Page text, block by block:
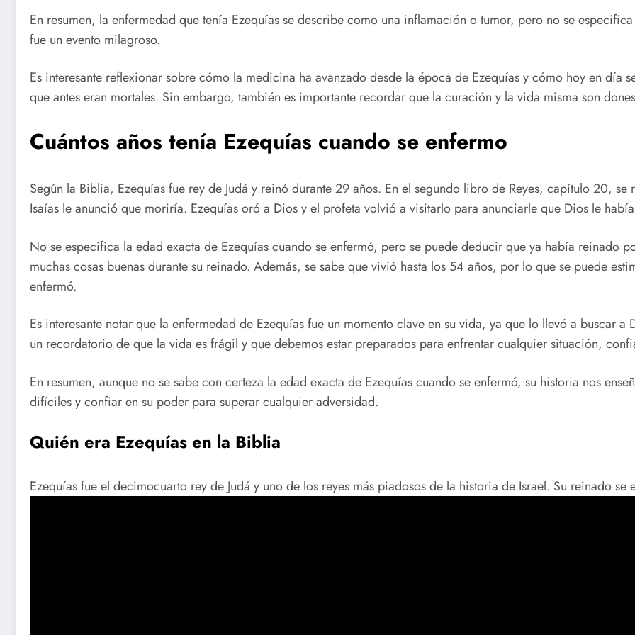
En resumen, la enfermedad que tenía Ezequías se describe como una inflamación o tumor, pero no se
fue un evento milagroso.
Es interesante reflexionar sobre cómo la medicina ha avanzado desde la época de Ezequías y cómo hoy en día
que antes eran mortales. Sin embargo, también es importante recordar que la curación y la vida misma son
Cuántos años tenía Ezequías cuando se enfermo
Según la Biblia, Ezequías fue rey de Judá y reinó durante 29 años. En el segundo libro de Reyes, capítulo 20,
Isaías le anunció que moriría. Ezequías oró a Dios y el profeta volvió a visitarlo para anunciarle que Dios le
No se especifica la edad exacta de Ezequías cuando se enfermó, pero se puede deducir que ya había reinado
muchas cosas buenas durante su reinado. Además, se sabe que vivió hasta los 54 años, por lo que se puede
enfermó.
Es interesante notar que la enfermedad de Ezequías fue un momento clave en su vida, ya que lo llevó a buscar
un recordatorio de que la vida es frágil y que debemos estar preparados para enfrentar cualquier situación,
En resumen, aunque no se sabe con certeza la edad exacta de Ezequías cuando se enfermó, su historia nos
difíciles y confiar en su poder para superar cualquier adversidad.
Quién era Ezequías en la Biblia
Ezequías fue el decimocuarto rey de Judá y uno de los reyes más piadosos de la historia de Israel. Su reinado se